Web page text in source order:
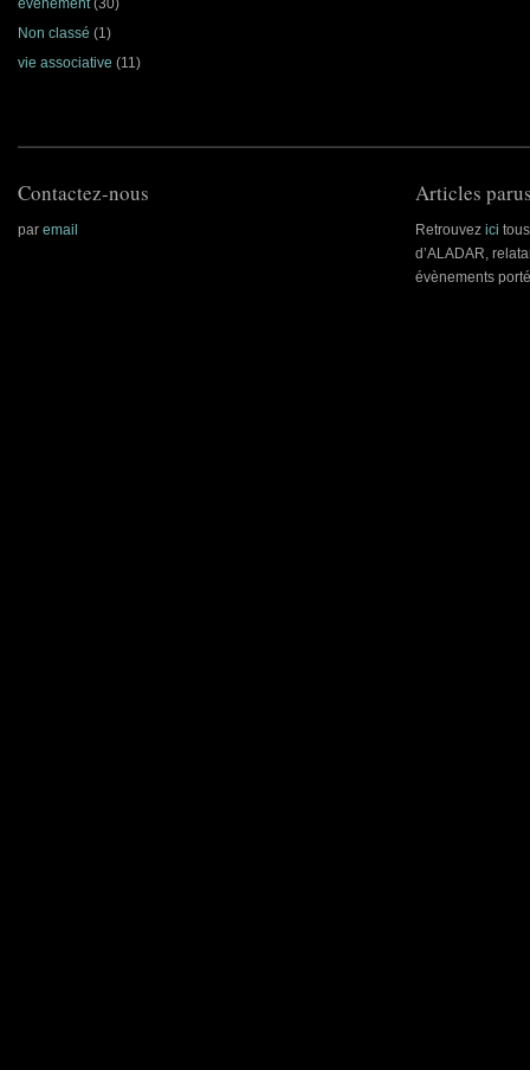
évènement(30)
Non classé (1)
vie associative (11)
Contactez-nous
par email
Articles
Retrouvez ici
d’ALADAR,
évènements